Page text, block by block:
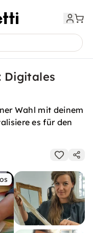
Digitales
Wahl mit deinem
es für den